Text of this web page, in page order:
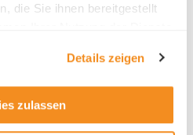
die Sie ihnen bereitgestellt
Details zeigen
zulassen